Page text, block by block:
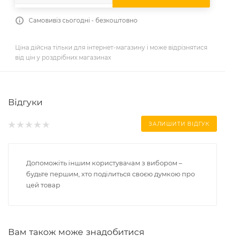
Самовивіз сьогодні - безкоштовно
Ціна дійсна тільки для інтернет-магазину і може відрізнятися
від цін у роздрібних магазинах
Відгуки
ЗАЛИШИТИ ВІДГУК
Допоможіть іншим користувачам з вибором –
будьте першим, хто поділиться своєю думкою про
цей товар
Вам також може знадобитися